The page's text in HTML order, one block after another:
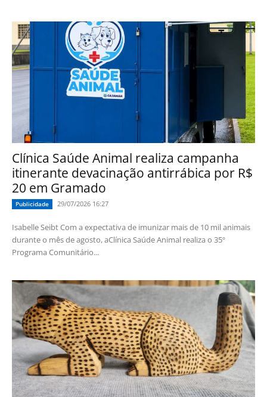
Clínica Saúde Animal realiza campanha
itinerante devacinação antirrábica por R$
20 em Gramado
Publicidade 29/07/2026 16:27
Isabelle Seibt Com a expectativa de imunizar mais de 10 mil animais
durante o mês de agosto, aClínica Saúde Animal realiza o 35º
Programa Comunitário...